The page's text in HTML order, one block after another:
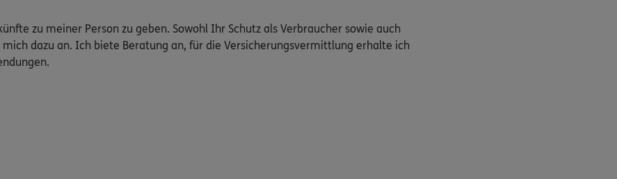
zu meiner Person zu geben. Sowohl Ihr Schutz als Verbraucher sowie auch
dazu an. Ich biete Beratung an, für die Versicherungsvermittlung erhalte ich